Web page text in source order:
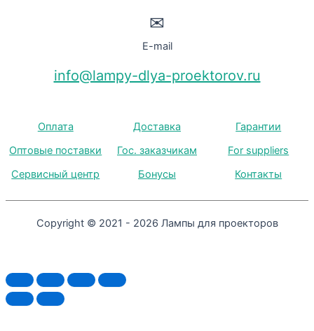
✉
E-mail
info@lampy-dlya-proektorov.ru
Оплата Доставка
Гарантии
Оптовые поставки
Гос. заказчикам
For suppliers
Сервисный центр
Бонусы Контакты
Copyright © 2021 - 2026 Лампы для проекторов